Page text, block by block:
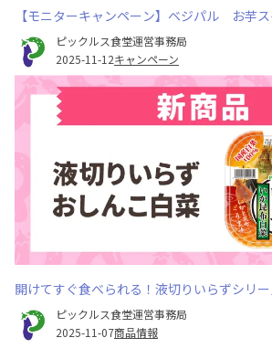
【モニターキャンペーン】ベジパル お芋
ピックルス食堂運営事務局
2025-11-12キャンペーン
開けてすぐ食べられる！液切りいらずシリー
ピックルス食堂運営事務局
2025-11-07商品情報